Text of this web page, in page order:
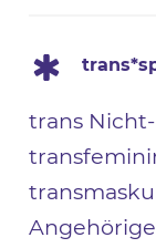
trans
Angehörige